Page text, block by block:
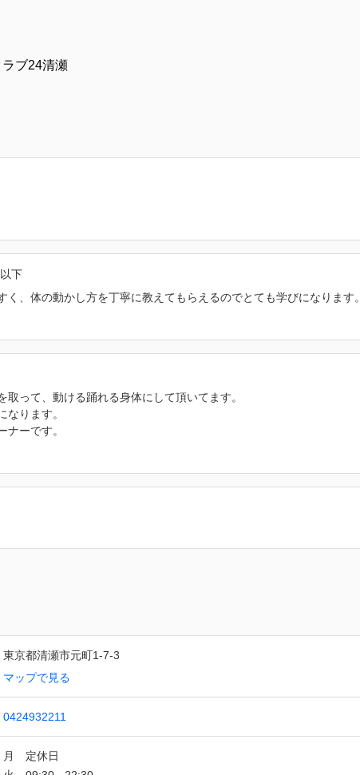
下
く、体の動かし方を丁寧に教えてもらえるのでとても学びになります。
取って、動ける踊れる身体にして頂いてます。
なります。
ナーです。
東京都清瀬市元町1-7-3
マップで見る
0424932211